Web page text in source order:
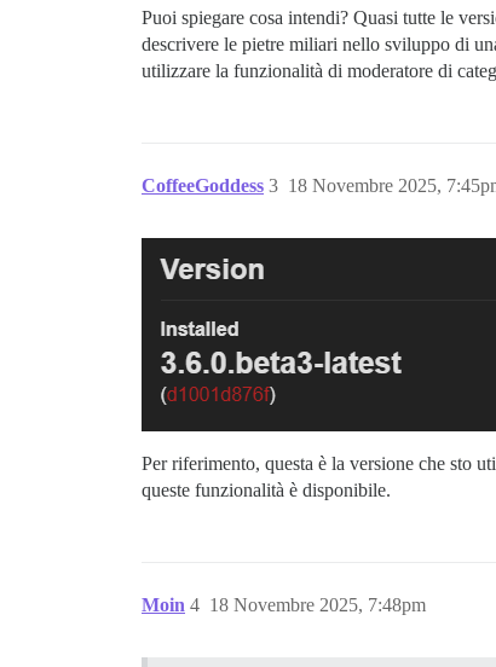
Puoi spiegare cosa intendi? Quasi tutte le
descrivere le pietre miliari nello sviluppo di
utilizzare la funzionalità di moderatore di
CoffeeGoddess 18 Novembre 2025,
3
Per riferimento, questa è la versione che sto
queste funzionalità è disponibile.
Moin 18 Novembre 2025, 7:48pm
4